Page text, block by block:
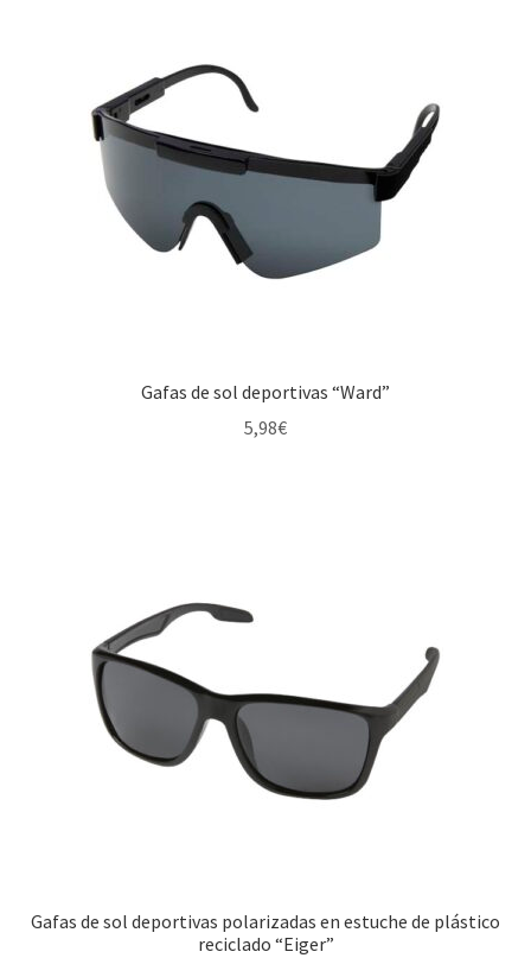
Gafas de sol deportivas “Ward”
5,98€
Gafas de sol deportivas polarizadas en estuche de plástico
reciclado “Eiger”